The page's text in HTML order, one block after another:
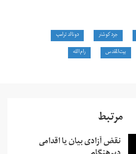
جرد کوشنر
دونالد ترامپ
بیت‌المقدس رام‌الله
مرتبط
نقض آزادی بیان یا اقدامی